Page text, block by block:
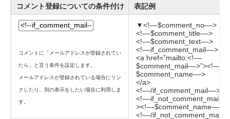
コメント登録についての条件付け 表記例
コメントに「メールアドレスが登録されてい
たら」と言う条件を設定します。
メールアドレスが登録されている場合にリン
クしたり、別の表示をしたい場合に利用しま
す。
▼<!––$comment_no––>
<!––$comment_title––>
<!––$comment_text––>
<!––if_comment_mail––>
<a href=”mailto:<!––
$comment_mail––>”><!––
$comment_name––>
</a>
<!––/if_comment_mail––>
<!––if_not_comment_mail––
><!––$comment_name––>
<!––/if_not_comment_mail––